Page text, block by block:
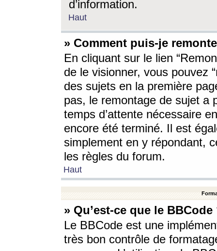
d’information.
Haut
» Comment puis-je
En cliquant sur le lien
de le visionner, vous pouvez
des sujets en la première
pas, le remontage de sujet a
temps d’attente nécessaire
encore été terminé. Il est
simplement en y répondant,
les règles du forum.
Haut
» Qu’est-ce que le BBCode
Le BBCode est une
très bon contrôle de